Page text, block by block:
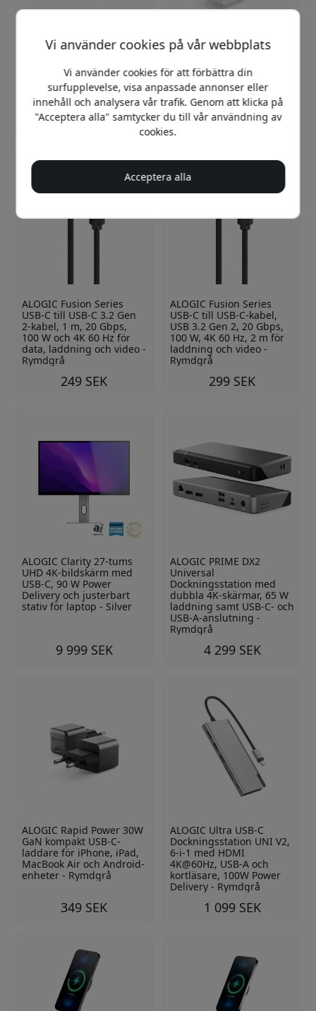
ALOGIC PRIME MX2
dubbla 4K och 100W
Power Delivery för Mac
och Windows - Rymdgrå
och svart
2 899 SEK
ALOGIC USB-C
Power Delivery och USB-C
till USB-C-kabel för
laptop, surfplatta och
mobil - Vit
699 SEK
ALOGIC Fusion Series
USB-C till USB-C 3.2 Gen
2-kabel, 1 m, 20 Gbps,
100 W och 4K 60 Hz för
data, laddning och video -
Rymdgrå
249 SEK
ALOGIC Fusion Series
USB-C till USB-C-kabel,
USB 3.2 Gen 2, 20 Gbps,
100 W, 4K 60 Hz, 2 m för
laddning och video -
Rymdgrå
299 SEK
ALOGIC Clarity 27-tums
UHD 4K-bildskärm med
USB-C, 90 W Power
Delivery och justerbart
stativ för laptop - Silver
9 999 SEK
ALOGIC PRIME DX2
Universal
Dockningsstation med
dubbla 4K-skärmar, 65 W
laddning samt USB-C- och
USB-A-anslutning -
Rymdgrå
4 299 SEK
ALOGIC Rapid Power 30W
GaN kompakt USB-C-
laddare för iPhone, iPad,
MacBook Air och Android-
enheter - Rymdgrå
349 SEK
ALOGIC Ultra USB-C
Dockningsstation UNI V2,
6-i-1 med HDMI
4K@60Hz, USB-A och
kortläsare, 100W Power
Delivery - Rymdgrå
1 099 SEK
Vi använder cookies på vår webbplats
Vi använder cookies för att förbättra din
surfupplevelse, visa anpassade annonser eller
innehåll och analysera vår trafik. Genom att klicka på
"Acceptera alla" samtycker du till vår användning av
cookies.
Acceptera alla